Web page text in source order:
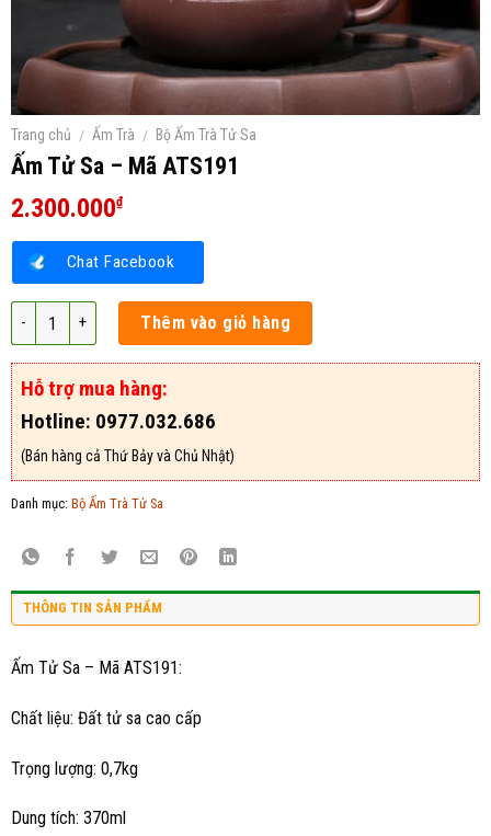
Trang chủ / Ấm Trà / Bộ Ấm Trà Tử Sa
Ấm Tử Sa – Mã ATS191
2.300.000₫
Chat Facebook
Ấm Tử Sa – Mã ATS191 số lượngThêm vào giỏ hàng
Hỗ trợ mua hàng:
Hotline: 0977.032.686
(Bán hàng cả Thứ Bảy và Chủ Nhật)
Danh mục: Bộ Ấm Trà Tử Sa
THÔNG TIN SẢN PHẨM
Ấm Tử Sa – Mã ATS191:
Chất liệu: Đất tử sa cao cấp
Trọng lượng: 0,7kg
Dung tích: 370ml